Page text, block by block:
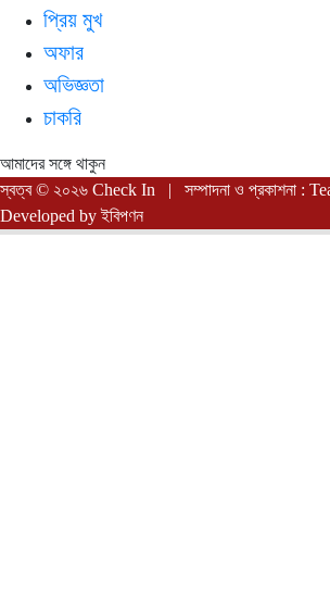
প্রিয় মুখ
অফার
অভিজ্ঞতা
চাকরি
আমাদের সঙ্গে থাকুন
স্বত্ব © ২০২৬ Check In | সম্পাদনা ও প্রকাশনা :
Developed byইবিপণন